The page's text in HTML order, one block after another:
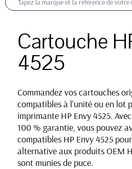
Cartouche
4525
Commandez vos cartouches
compatibles à l'unité ou en lot
imprimante HP Envy 4525.
100 % garantie, vous pouvez
compatibles HP Envy 4525
alternative aux produits OEM
sont munies de puce.